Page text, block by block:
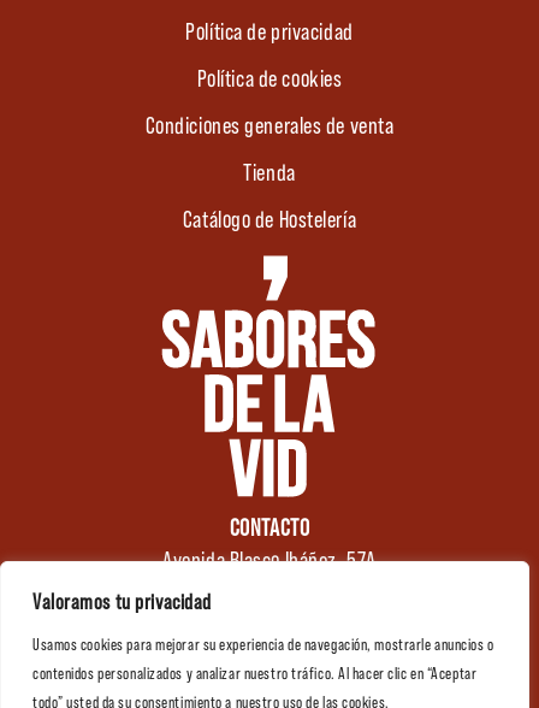
Valoramos tu privacidad
Usamos cookies para mejorar su experiencia de navegación, mostrarle anuncios o
contenidos personalizados y analizar nuestro tráfico. Al hacer clic en “Aceptar
todo” usted da su consentimiento a nuestro uso de las cookies.
Política de privacidad
Política de cookies
Condiciones generales de venta
Tienda
Catálogo de Hostelería
CONTACTO
Avenida Blasco Ibáñez, 57A
Tel.: +34 961 176 174
info@saboresdelavid.com
0